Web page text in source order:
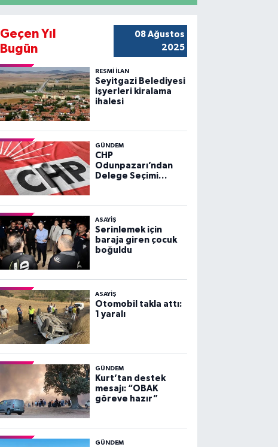
Geçen Yıl
Bugün
08 Ağustos
2025
RESMİ İLAN
Seyitgazi Belediyesi
işyerleri kiralama
ihalesi
GÜNDEM
CHP
Odunpazarı’ndan
Delege Seçimi
ASAYİŞ
Serinlemek için
baraja giren çocuk
boğuldu
ASAYİŞ
Otomobil takla attı:
1 yaralı
GÜNDEM
Kurt’tan destek
mesajı: “OBAK
göreve hazır”
GÜNDEM